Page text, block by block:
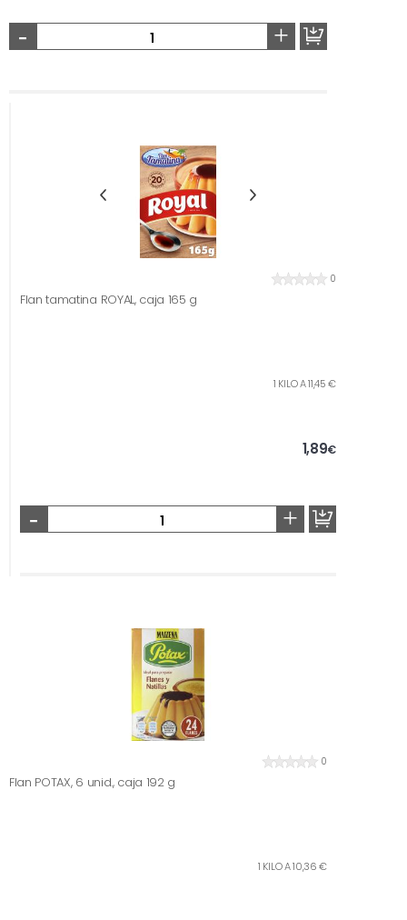
- +
0
Flan tamatina ROYAL, caja 165 g
1 KILO A 11,45 €
1,89€
- +
0
Flan POTAX, 6 unid., caja 192 g
1 KILO A 10,36 €